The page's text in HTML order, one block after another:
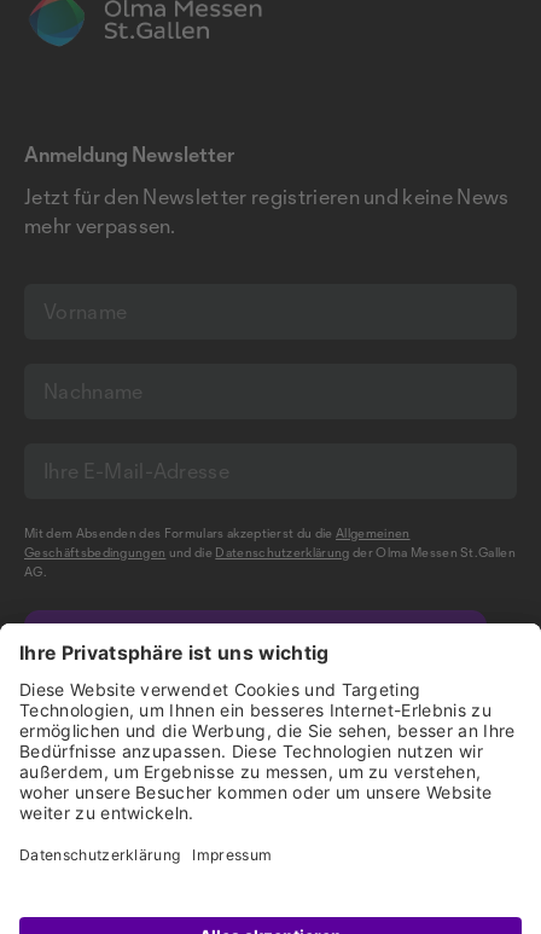
Anmeldung Newsletter
Jetzt für den Newsletter registrieren und keine News
mehr verpassen.
Mit dem Absenden des Formulars akzeptierst du dieAllgemeinen
Geschäftsbedingungen und die Datenschutzerklärung der Olma Messen St.Gallen
AG.
Impressum Disclaimer Datenschutz